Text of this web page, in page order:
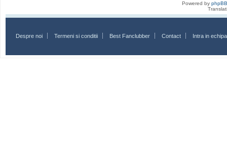
Powered by phpBB
Despre noi Termeni si conditii Best Fanclubber Contact Intra in